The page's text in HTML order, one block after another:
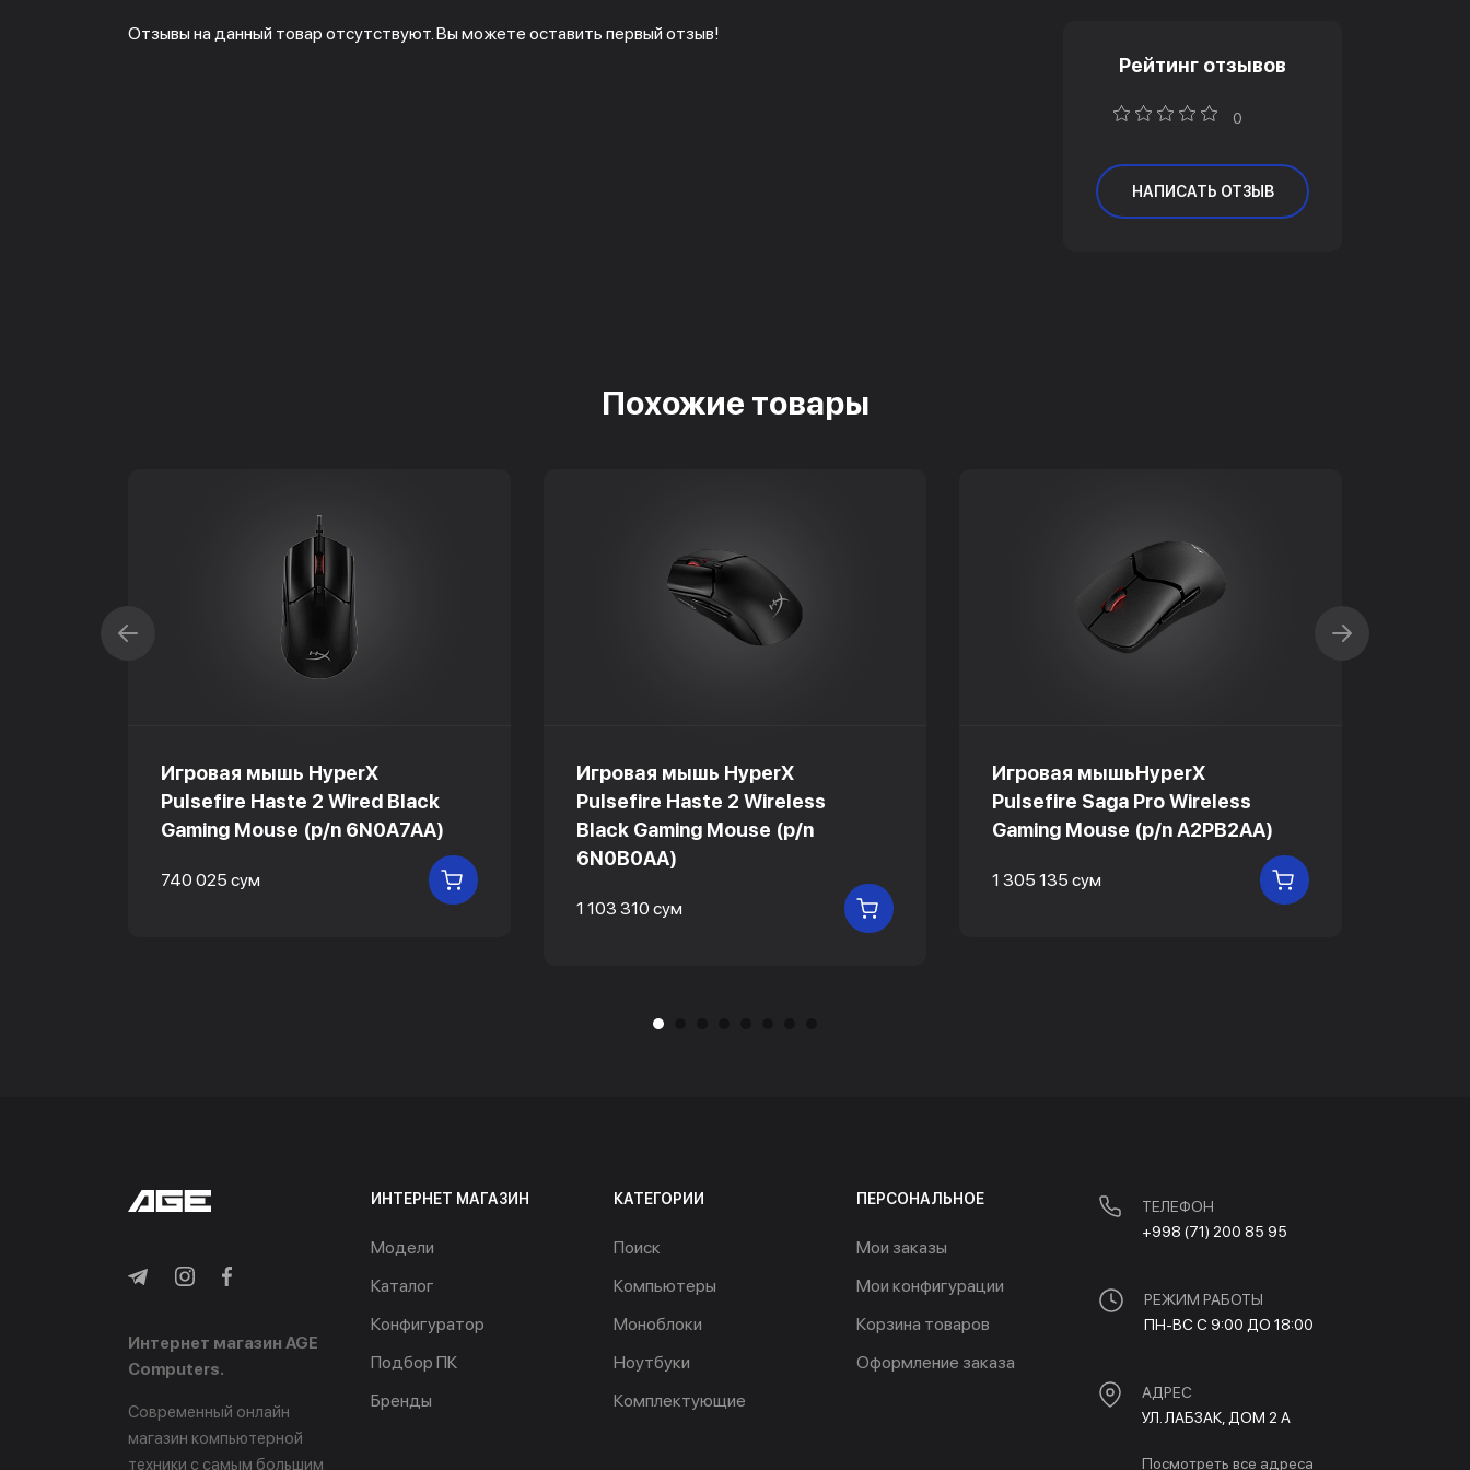
Отзывы на данный товар отсутствуют. Вы можете оставить первый отзыв!
Рейтинг отзывов
0
НАПИСАТЬ ОТЗЫВ
Похожие товары
Игровая мышь HyperX
Pulsefire Haste 2 Wired Black
Gaming Mouse (p/n 6N0A7AA)
740 025 сум В КОРЗИНУ
Игровая мышь HyperX
Pulsefire Haste 2 Wireless
Black Gaming Mouse (p/n
6N0B0AA)
1 103 310 сум В КОРЗИНУ
Игровая мышьHyperX
Pulsefire Saga Pro Wireless
Gaming Mouse (p/n A2PB2AA)
1 305 135 сум В КОРЗИНУ
Интернет магазин AGE
Computers.
Современный онлайн
магазин компьютерной
техники с самым большим
ИНТЕРНЕТ МАГАЗИН
Модели
Каталог
Конфигуратор
Подбор ПК
Бренды
КАТЕГОРИИ
Поиск
Компьютеры
Моноблоки
Ноутбуки
Комплектующие
ПЕРСОНАЛЬНОЕ
Мои заказы
Мои конфигурации
Корзина товаров
Оформление заказа
ТЕЛЕФОН
+998 (71) 200 85 95
РЕЖИМ РАБОТЫ
ПН-ВС С 9:00 ДО 18:00
АДРЕС
УЛ. ЛАБЗАК, ДОМ 2 A
Посмотреть все адреса